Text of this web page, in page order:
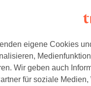
, 13469
eigene Cookies
Wir geben auch
für soziale